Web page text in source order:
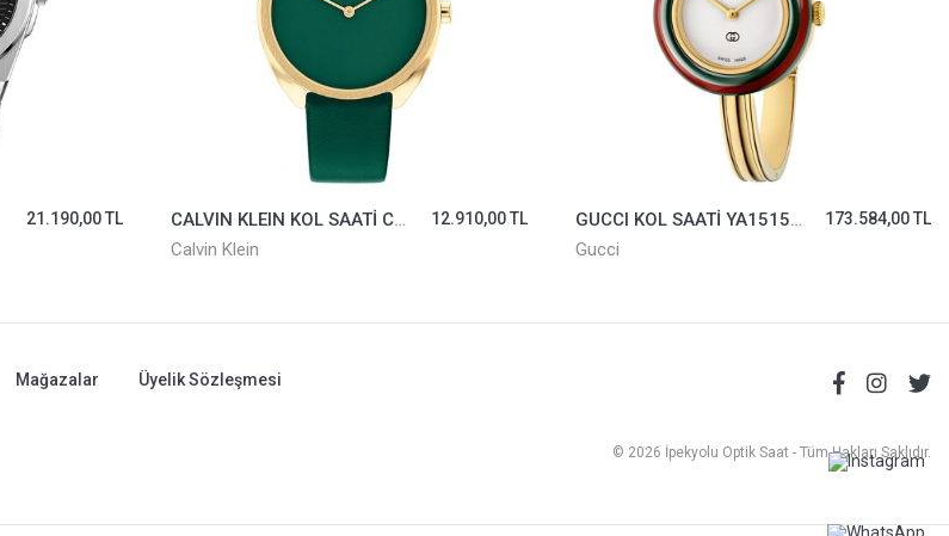
21.190,00 TL
CALVIN KLEIN KOL SAATİ CK25200273
Calvin Klein
12.910,00 TL
GUCCI KOL SAATİ YA151542
Gucci
173.584,00 TL
Mağazalar
Üyelik Sözleşmesi
© 2026 İpekyolu Optik Saat - Tüm Hakları Saklıdır.